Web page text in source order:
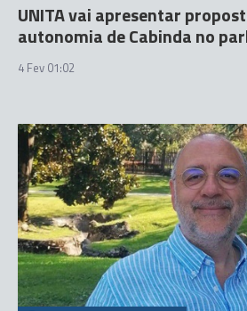
UNITA vai apresentar
autonomia de Cabinda no
4 Fev 01:02